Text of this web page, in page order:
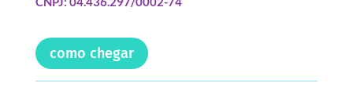
como chegar